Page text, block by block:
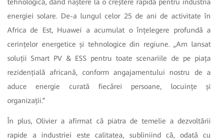
tehnologică, dând naștere la o creștere rapidă pentru industria
energiei solare. De-a lungul celor 25 de ani de activitate în
Africa de Est, Huawei a acumulat o înțelegere profundă a
cerințelor energetice și tehnologice din regiune. „Am lansat
soluții Smart PV & ESS pentru toate scenariile de pe piața
rezidențială africană, conform angajamentului nostru de a
aduce energie curată fiecărei persoane, locuințe și
organizații.”
În plus, Olivier a afirmat că piatra de temelie a dezvoltării
rapide a industriei este calitatea, subliniind că, odată cu